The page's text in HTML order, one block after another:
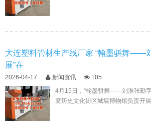
大连塑料管材生产线厂家 “翰墨骈舞——
展”在
2026-04-17 新闻资讯
105
4月15日，“翰墨骈舞——刘淮张勤
窝历史文化街区城墙博物馆负责开